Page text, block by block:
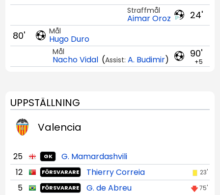
24'
Straffmål
Aimar Oroz
Mål
Hugo Duro
80'
90'
+5
Mål
Nacho Vidal (Assist: A. Budimir)
UPPSTÄLLNING
Valencia
25 GK
G. Mamardashvili
12
FÖRSVARARE Thierry Correia 23'
5 FÖRSVARARE G. de Abreu 75'